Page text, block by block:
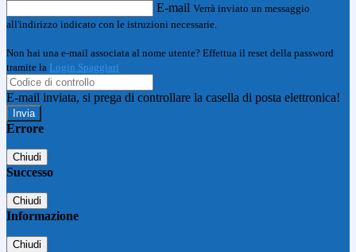
E-mail Verrà inviato un messaggio
all'indirizzo indicato con le istruzioni necessarie.
Non hai una e-mail associata al nome utente? Effettua il reset della password
tramite la Login Spaggiari
E-mail inviata, si prega di controllare la casella di posta elettronica!
Errore
Chiudi
Successo
Chiudi
Informazione
Chiudi